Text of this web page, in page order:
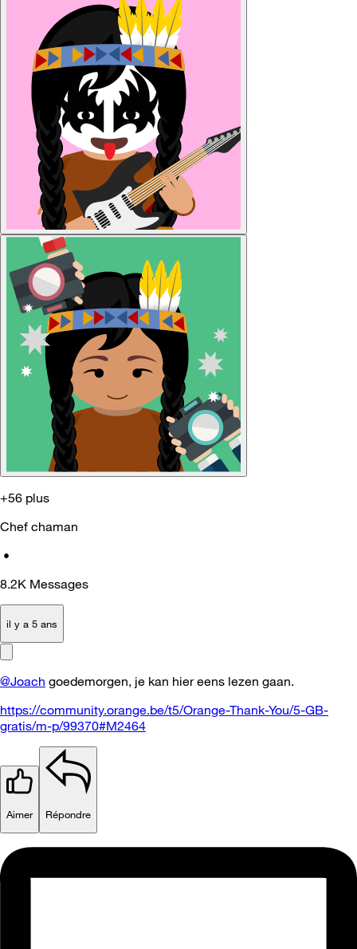
+56 plus
Chef chaman
•
8.2K Messages
il y a 5 ans
@Joach goedemorgen, je kan hier eens lezen gaan.
https://community.orange.be/t5/Orange-Thank-You/5-GB-
gratis/m-p/99370#M2464
Aimer Répondre